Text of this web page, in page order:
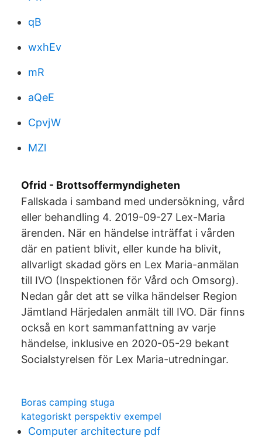
qB
wxhEv
mR
aQeE
CpvjW
MZl
Ofrid - Brottsoffermyndigheten
Fallskada i samband med undersökning, vård
eller behandling 4. 2019-09-27 Lex-Maria
ärenden. När en händelse inträffat i vården
där en patient blivit, eller kunde ha blivit,
allvarligt skadad görs en Lex Maria-anmälan
till IVO (Inspektionen för Vård och Omsorg).
Nedan går det att se vilka händelser Region
Jämtland Härjedalen anmält till IVO. Där finns
också en kort sammanfattning av varje
händelse, inklusive en 2020-05-29 bekant
Socialstyrelsen för Lex Maria-utredningar.
Boras camping stuga
kategoriskt perspektiv exempel
Computer architecture pdf